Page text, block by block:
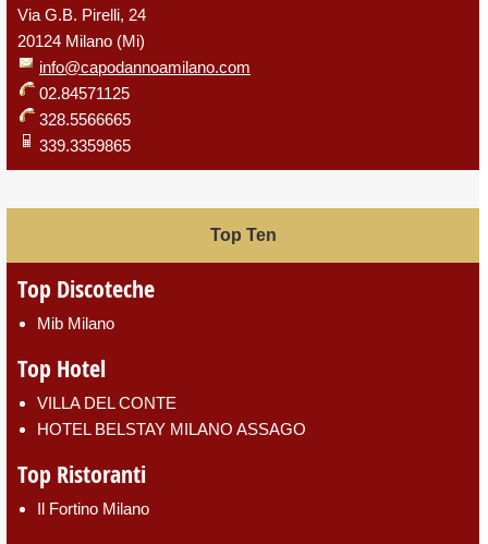
Via G.B. Pirelli, 24
20124 Milano (Mi)
info@capodannoamilano.com
02.84571125
328.5566665
339.3359865
Top Ten
Top Discoteche
Mib Milano
Top Hotel
VILLA DEL CONTE
HOTEL BELSTAY MILANO ASSAGO
Top Ristoranti
Il Fortino Milano